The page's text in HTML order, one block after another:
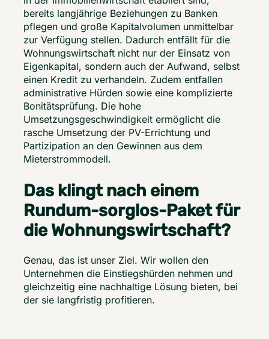
bereits langjährige Beziehungen zu Banken
pflegen und große Kapitalvolumen unmittelbar
zur Verfügung stellen. Dadurch entfällt für die
Wohnungswirtschaft nicht nur der Einsatz von
Eigenkapital, sondern auch der Aufwand, selbst
einen Kredit zu verhandeln. Zudem entfallen
administrative Hürden sowie eine komplizierte
Bonitätsprüfung. Die hohe
Umsetzungsgeschwindigkeit ermöglicht die
rasche Umsetzung der PV-Errichtung und
Partizipation an den Gewinnen aus dem
Mieterstrommodell.
Das klingt nach einem
Rundum-sorglos-Paket für
die Wohnungswirtschaft?
Genau, das ist unser Ziel. Wir wollen den
Unternehmen die Einstiegshürden nehmen und
gleichzeitig eine nachhaltige Lösung bieten, bei
der sie langfristig profitieren.